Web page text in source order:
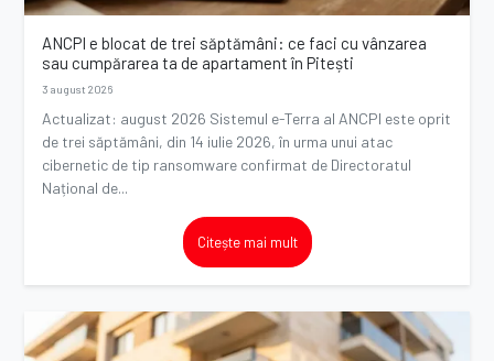
ANCPI e blocat de trei săptămâni: ce faci cu vânzarea
sau cumpărarea ta de apartament în Pitești
3 august 2026
Actualizat: august 2026 Sistemul e-Terra al ANCPI este oprit
de trei săptămâni, din 14 iulie 2026, în urma unui atac
cibernetic de tip ransomware confirmat de Directoratul
Național de...
Citește mai mult